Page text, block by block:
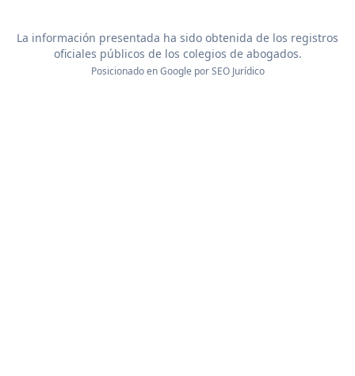
La información presentada ha sido obtenida de los registros
oficiales públicos de los colegios de abogados.
Posicionado en Google porSEO Jurídico